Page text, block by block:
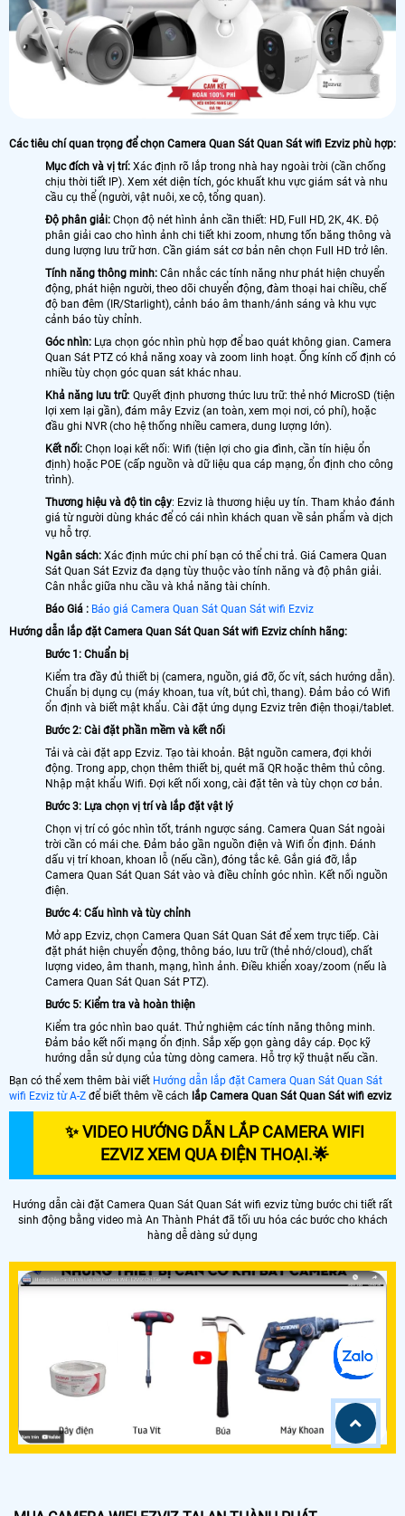
Các tiêu chí quan trọng để chọn Camera Quan Sát Quan Sát wifi Ezviz phù hợp:
Mục đích và vị trí: Xác định rõ lắp trong nhà hay ngoài trời (cần chống
chịu thời tiết IP). Xem xét diện tích, góc khuất khu vực giám sát và nhu
cầu cụ thể (người, vật nuôi, xe cộ, tổng quan).
Độ phân giải: Chọn độ nét hình ảnh cần thiết: HD, Full HD, 2K, 4K. Độ
phân giải cao cho hình ảnh chi tiết khi zoom, nhưng tốn băng thông và
dung lượng lưu trữ hơn. Cần giám sát cơ bản nên chọn Full HD trở lên.
Tính năng thông minh: Cân nhắc các tính năng như phát hiện chuyển
động, phát hiện người, theo dõi chuyển động, đàm thoại hai chiều, chế
độ ban đêm (IR/Starlight), cảnh báo âm thanh/ánh sáng và khu vực
cảnh báo tùy chỉnh.
Góc nhìn: Lựa chọn góc nhìn phù hợp để bao quát không gian. Camera
Quan Sát PTZ có khả năng xoay và zoom linh hoạt. Ống kính cố định có
nhiều tùy chọn góc quan sát khác nhau.
Khả năng lưu trữ: Quyết định phương thức lưu trữ: thẻ nhớ MicroSD (tiện
lợi xem lại gần), đám mây Ezviz (an toàn, xem mọi nơi, có phí), hoặc
đầu ghi NVR (cho hệ thống nhiều camera, dung lượng lớn).
Kết nối: Chọn loại kết nối: Wifi (tiện lợi cho gia đình, cần tín hiệu ổn
định) hoặc POE (cấp nguồn và dữ liệu qua cáp mạng, ổn định cho công
trình).
Thương hiệu và độ tin cậy: Ezviz là thương hiệu uy tín. Tham khảo đánh
giá từ người dùng khác để có cái nhìn khách quan về sản phẩm và dịch
vụ hỗ trợ.
Ngân sách: Xác định mức chi phí bạn có thể chi trả. Giá Camera Quan
Sát Quan Sát Ezviz đa dạng tùy thuộc vào tính năng và độ phân giải.
Cân nhắc giữa nhu cầu và khả năng tài chính.
Báo Giá : Báo giá Camera Quan Sát Quan Sát wifi Ezviz
Hướng dẫn lắp đặt Camera Quan Sát Quan Sát wifi Ezviz chính hãng:
Bước 1: Chuẩn bị
Kiểm tra đầy đủ thiết bị (camera, nguồn, giá đỡ, ốc vít, sách hướng dẫn).
Chuẩn bị dụng cụ (máy khoan, tua vít, bút chì, thang). Đảm bảo có Wifi
ổn định và biết mật khẩu. Cài đặt ứng dụng Ezviz trên điện thoại/tablet.
Bước 2: Cài đặt phần mềm và kết nối
Tải và cài đặt app Ezviz. Tạo tài khoản. Bật nguồn camera, đợi khởi
động. Trong app, chọn thêm thiết bị, quét mã QR hoặc thêm thủ công.
Nhập mật khẩu Wifi. Đợi kết nối xong, cài đặt tên và tùy chọn cơ bản.
Bước 3: Lựa chọn vị trí và lắp đặt vật lý
Chọn vị trí có góc nhìn tốt, tránh ngược sáng. Camera Quan Sát ngoài
trời cần có mái che. Đảm bảo gần nguồn điện và Wifi ổn định. Đánh
dấu vị trí khoan, khoan lỗ (nếu cần), đóng tắc kê. Gắn giá đỡ, lắp
Camera Quan Sát Quan Sát vào và điều chỉnh góc nhìn. Kết nối nguồn
điện.
Bước 4: Cấu hình và tùy chỉnh
Mở app Ezviz, chọn Camera Quan Sát Quan Sát để xem trực tiếp. Cài
đặt phát hiện chuyển động, thông báo, lưu trữ (thẻ nhớ/cloud), chất
lượng video, âm thanh, mạng, hình ảnh. Điều khiển xoay/zoom (nếu là
Camera Quan Sát Quan Sát PTZ).
Bước 5: Kiểm tra và hoàn thiện
Kiểm tra góc nhìn bao quát. Thử nghiệm các tính năng thông minh.
Đảm bảo kết nối mạng ổn định. Sắp xếp gọn gàng dây cáp. Đọc kỹ
hướng dẫn sử dụng của từng dòng camera. Hỗ trợ kỹ thuật nếu cần.
Bạn có thể xem thêm bài viết Hướng dẫn lắp đặt Camera Quan Sát Quan Sát
wifi Ezviz từ A-Z để biết thêm về cách lắp Camera Quan Sát Quan Sát wifi ezviz
✨ VIDEO HƯỚNG DẪN LẮP CAMERA WIFI
EZVIZ XEM QUA ĐIỆN THOẠI.️🌟
Hướng dẫn cài đặt Camera Quan Sát Quan Sát wifi ezviz từng bước chi tiết rất
sinh động bằng video mà An Thành Phát đã tối ưu hóa các bước cho khách
hàng dễ dàng sử dụng